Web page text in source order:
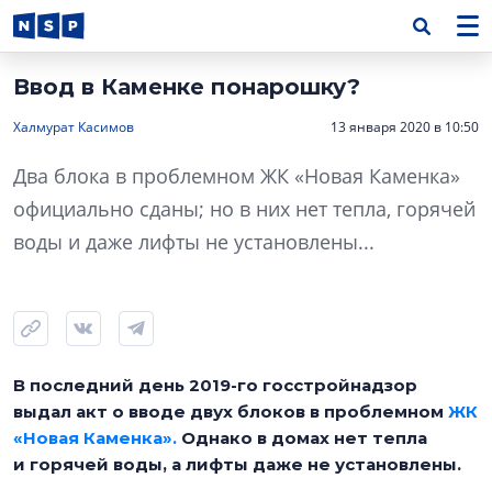
Ввод в Каменке понарошку?
Халмурат Касимов 13 января 2020 в 10:50
Два блока в проблемном ЖК «Новая Каменка»
официально сданы; но в них нет тепла, горячей
воды и даже лифты не установлены...
В последний день 2019-го госстройнадзор
выдал акт о вводе двух блоков в проблемном ЖК
«Новая Каменка». Однако в домах нет тепла
и горячей воды, а лифты даже не установлены.